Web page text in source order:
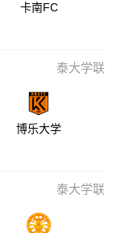
卡南FC
泰大学联
博乐大学
泰大学联